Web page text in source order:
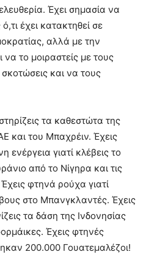
Έχει σημασία να
έχει κατακτηθεί σε
αλλά με την
το μοιραστείς με τους
και να τους
τα καθεστώτα της
και του Μπαχρέιν. Έχεις
γιατί κλέβεις το
από το Νίγηρα και τις
φτηνά ρούχα γιατί
στο Μπανγκλαντές. Έχεις
τα δάση της Ινδονησίας
Έχεις φτηνές
200.000 Γουατεμαλέζοι!